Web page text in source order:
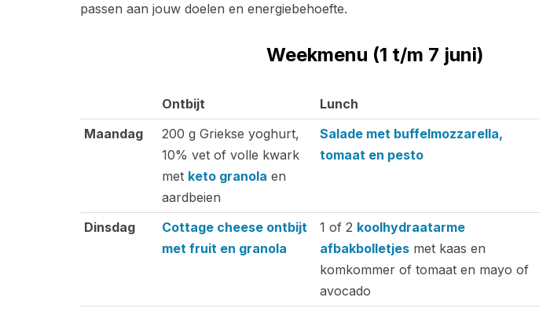
passen aan jouw doelen en energiebehoefte.
Weekmenu (1 t/m 7 juni)
Ontbijt Lunch
Ontbijt
Lunch
Maandag
200 g Griekse yoghurt,
10% vet of volle kwark
met keto granola en
aardbeien
Salade met buffelmozzarella,
tomaat en pesto
Dinsdag
Cottage cheese ontbijt
met fruit en granola
1 of 2 koolhydraatarme
afbakbolletjes met kaas en
komkommer of tomaat en mayo of
avocado